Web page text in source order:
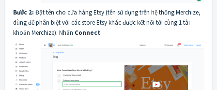
Bước 2: Đặt tên cho cửa hàng Etsy (tên sử dụng trên hệ thống Merchize,
dùng để phân biệt với các store Etsy khác được kết nối tới cùng 1 tài
khoản Merchize). Nhấn Connect